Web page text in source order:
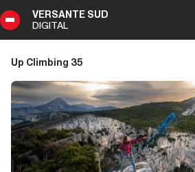
VERSANTE SUD
DIGITAL
Indice
Climbing
35
Up Climbing 35